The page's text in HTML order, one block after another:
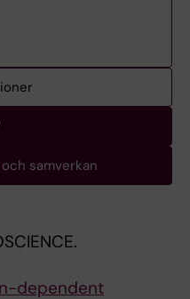
samverkan
dependent